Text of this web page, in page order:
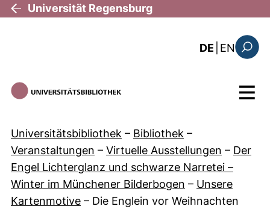
Direkt zum Inhalt
Universität Regensburg
DE EN: the
Menü
Universitätsbibliothek – Bibliothek –
Veranstaltungen – Virtuelle Ausstellungen – Der
Engel Lichterglanz und schwarze Narretei –
Winter im Münchener Bilderbogen – Unsere
Kartenmotive – Die Englein vor Weihnachten